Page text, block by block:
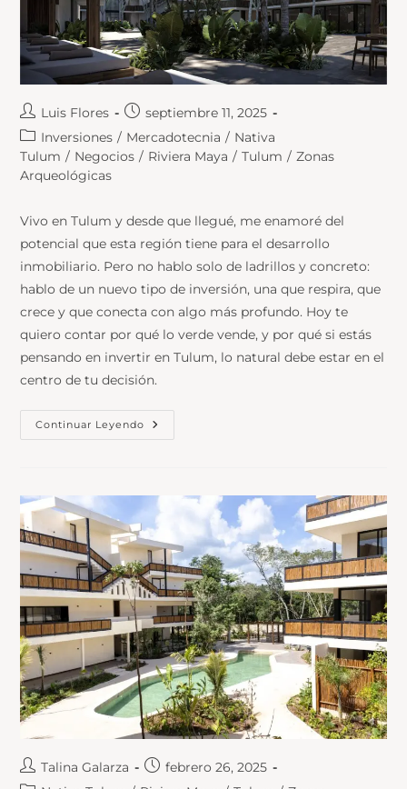
Luis Flores
septiembre 11, 2025
Inversiones / Mercadotecnia / Nativa
Tulum / Negocios / Riviera Maya / Tulum / Zonas
Arqueológicas
Vivo en Tulum y desde que llegué, me enamoré del
potencial que esta región tiene para el desarrollo
inmobiliario. Pero no hablo solo de ladrillos y concreto:
hablo de un nuevo tipo de inversión, una que respira, que
crece y que conecta con algo más profundo. Hoy te
quiero contar por qué lo verde vende, y por qué si estás
pensando en invertir en Tulum, lo natural debe estar en el
centro de tu decisión.
Continuar Leyendo
Talina Galarza
febrero 26, 2025